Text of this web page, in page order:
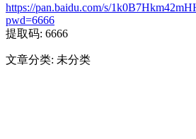
https://pan.baidu.com/s/
pwd=6666
提取码: 6666
文章分类: 未分类